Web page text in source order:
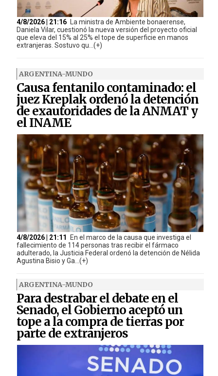
4/8/2026 | 21:16 La ministra de Ambiente bonaerense,
Daniela Vilar, cuestionó la nueva versión del proyecto oficial
que eleva del 15% al 25% el tope de superficie en manos
extranjeras. Sostuvo qu...(+)
ARGENTINA-MUNDO
Causa fentanilo contaminado: el
juez Kreplak ordenó la detención
de exautoridades de la ANMAT y
el INAME
4/8/2026 | 21:11
En el marco de la causa que investiga el
fallecimiento de 114 personas tras recibir el fármaco
adulterado, la Justicia Federal ordenó la detención de Nélida
Agustina Bisio y Ga...(+)
ARGENTINA-MUNDO
Para destrabar el debate en el
Senado, el Gobierno aceptó un
tope a la compra de tierras por
parte de extranjeros